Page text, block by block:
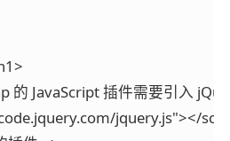
的 JavaScript 插件需要引入
jquery.js"></